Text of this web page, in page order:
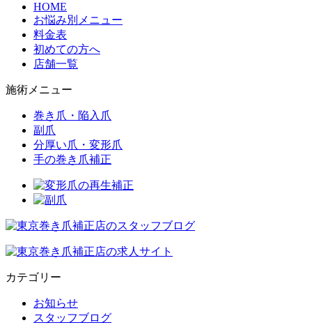
HOME
お悩み別メニュー
料金表
初めての方へ
店舗一覧
施術メニュー
巻き爪・陥入爪
副爪
分厚い爪・変形爪
手の巻き爪補正
カテゴリー
お知らせ
スタッフブログ